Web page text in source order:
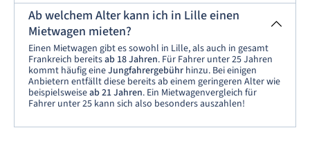
Ab welchem Alter kann ich in Lille einen
Mietwagen mieten?
Einen Mietwagen gibt es sowohl in Lille, als auch in gesamt
Frankreich bereitsab 18 Jahren. Für Fahrer unter 25 Jahren
kommt häufig eineJungfahrergebühr hinzu. Bei einigen
Anbietern entfällt diese bereits ab einem geringeren Alter wie
beispielsweiseab 21 Jahren. Ein Mietwagenvergleich für
Fahrer unter 25 kann sich also besonders auszahlen!